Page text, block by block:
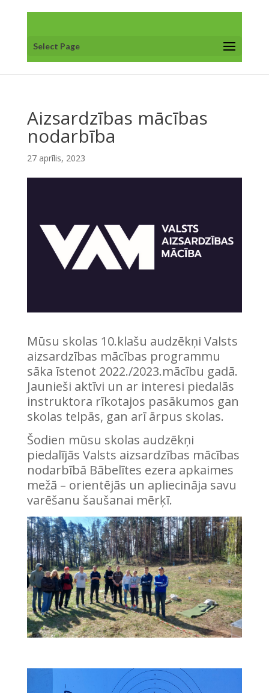
Select Page
Aizsardzības mācības
nodarbība
27 aprīlis, 2023
Mūsu skolas 10.klašu audzēkņi Valsts
aizsardzības mācības programmu
sāka īstenot 2022./2023.mācību gadā.
Jaunieši aktīvi un ar interesi piedalās
instruktora rīkotajos pasākumos gan
skolas telpās, gan arī ārpus skolas.
Šodien mūsu skolas audzēkņi
piedalījās Valsts aizsardzības mācības
nodarbībā Bābelītes ezera apkaimes
mežā – orientējās un apliecināja savu
varēšanu šaušanai mērķī.